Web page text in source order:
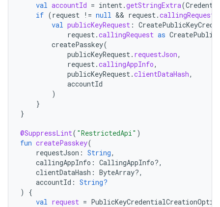
val accountId = intent.getStringExtra(
if (request != null && request.callingRequest
val publicKeyRequest :
request.callingRequest as
createPasskey(
publicKeyRequest. requestJson,
request.callingAppInfo,
publicKeyRequest.clientDataHash,
accountId
)
}
}
@SuppressLint( "RestrictedApi" )
fun createPasskey(
requestJson : String,
callingAppInfo : CallingAppInfo?,
clientDataHash : ByteArray?,
accountId : String?
)
{
val request =